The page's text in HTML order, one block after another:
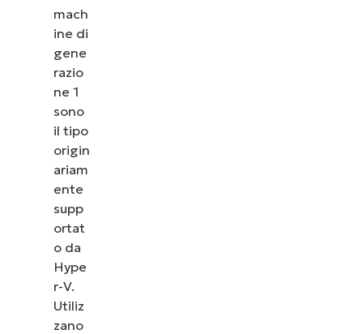
mach
ine di
gene
razio
ne 1
sono
il tipo
origin
ariam
ente
supp
ortat
o da
Hype
r-V.
Utiliz
zano